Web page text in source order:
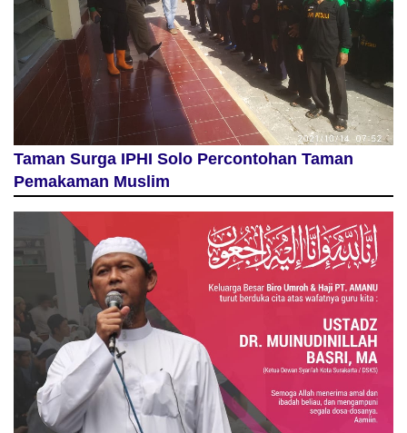
Taman Surga IPHI Solo Percontohan Taman
Pemakaman Muslim